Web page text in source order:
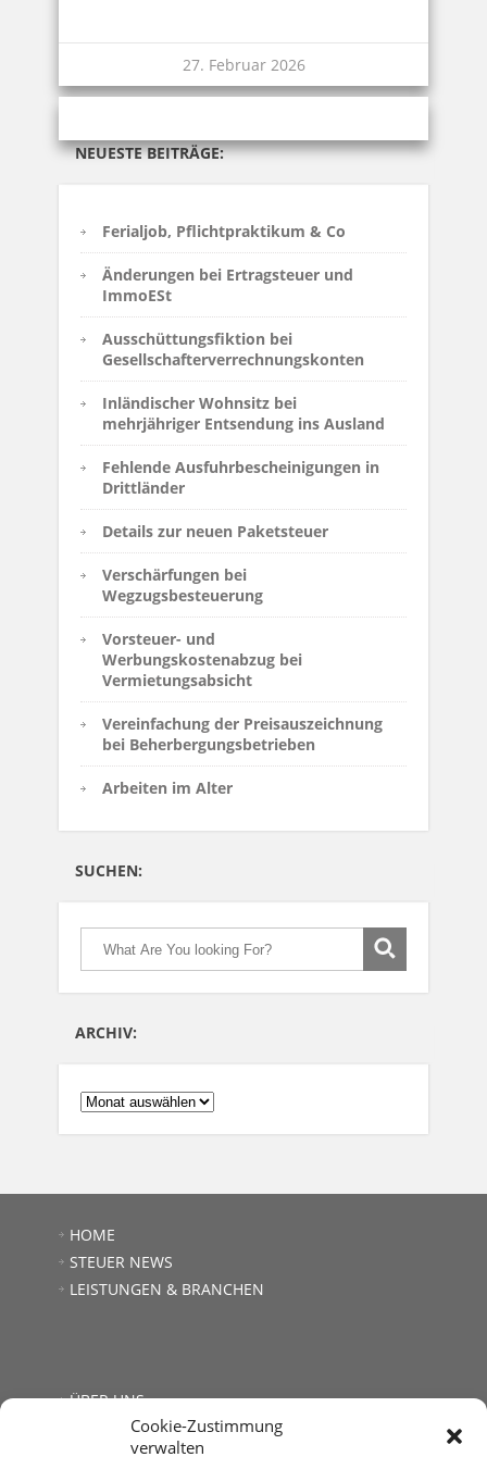
Cookie-Zustimmung
verwalten
NEUESTE BEITRÄGE:
Ferialjob, Pflichtpraktikum & Co
Änderungen bei Ertragsteuer und
ImmoESt
Ausschüttungsfiktion bei
Gesellschafterverrechnungskonten
Inländischer Wohnsitz bei
mehrjähriger Entsendung ins Ausland
Fehlende Ausfuhrbescheinigungen in
Drittländer
Details zur neuen Paketsteuer
Verschärfungen bei
Wegzugsbesteuerung
Vorsteuer- und
Werbungskostenabzug bei
Vermietungsabsicht
Vereinfachung der Preisauszeichnung
bei Beherbergungsbetrieben
Arbeiten im Alter
SUCHEN:
ARCHIV:
ARCHIV:
27. Februar 2026
HOME
STEUER NEWS
LEISTUNGEN & BRANCHEN
ÜBER UNS